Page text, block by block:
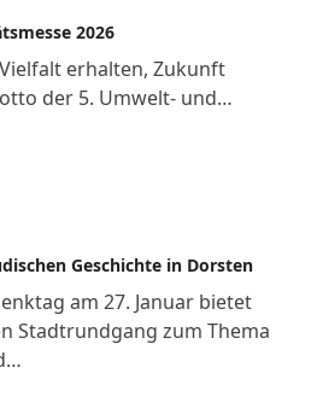
2026
erhalten, Zukunft
der 5. Umwelt- und…
Geschichte in Dorsten
am 27. Januar bietet
Stadtrundgang zum Thema